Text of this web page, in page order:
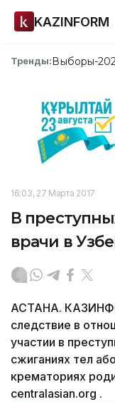
KAZINFORM
Тренды:Выборы-
16:03, 27 Марта 2017
В
врачи в
АСТАНА.
следствие в
участии в
сжиганиях тел
крематориях
centralasian.org .